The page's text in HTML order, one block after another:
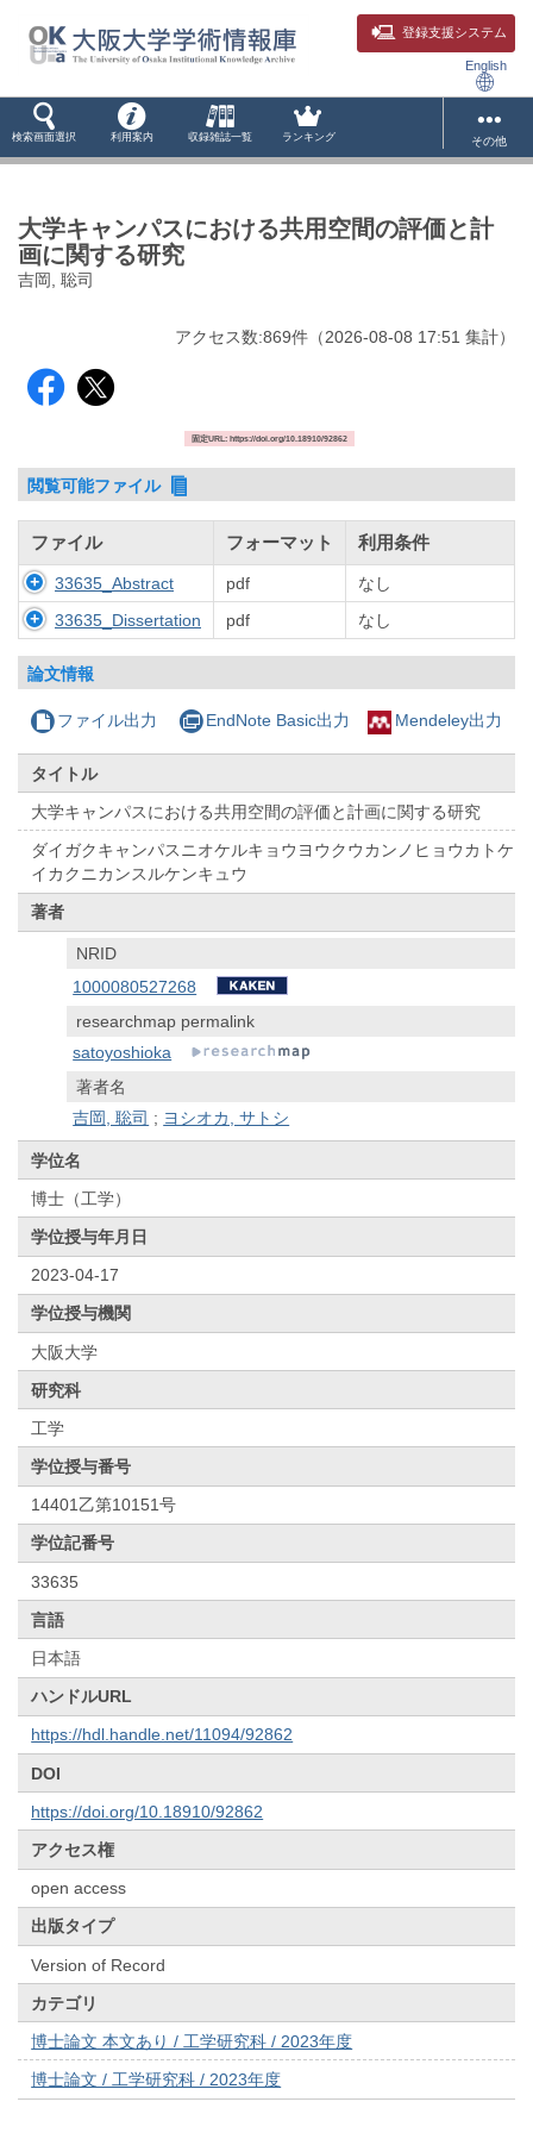
登録支援システム
English
検索画面選択 利用案内 収録雑誌一覧 ランキング その他
大学キャンパスにおける共用空間の評価と計
画に関する研究
吉岡, 聡司
アクセス数:869件 （2026-08-08 17:51 集計）
固定URL: https://doi.org/10.18910/92862
閲覧可能ファイル
ファイル フォーマット 利用条件
33635_Abstract pdf
なし
33635_Dissertation
pdf なし
論文情報
ファイル出力 EndNote Basic出力 Mendeley出力
タイトル
大学キャンパスにおける共用空間の評価と計画に関する研究
ダイガクキャンパスニオケルキョウヨウクウカンノヒョウカトケ
イカクニカンスルケンキュウ
著者
NRID
1000080527268
researchmap permalink
satoyoshioka
著者名
吉岡, 聡司 ; ヨシオカ, サトシ
学位名
博士（工学）
学位授与年月日
2023-04-17
学位授与機関
大阪大学
研究科
工学
学位授与番号
14401乙第10151号
学位記番号
33635
言語
日本語
ハンドルURL
https://hdl.handle.net/11094/92862
DOI
https://doi.org/10.18910/92862
アクセス権
open access
出版タイプ
Version of Record
カテゴリ
博士論文 本文あり / 工学研究科 / 2023年度
博士論文 / 工学研究科 / 2023年度